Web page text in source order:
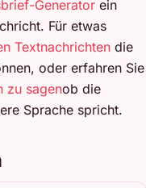
Generator ein
Für etwas
Textnachrichten die
oder erfahren Sie
zu sagenob die
Sprache spricht.